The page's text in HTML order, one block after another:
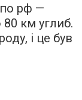
рф —
80 км углиб.
і це був